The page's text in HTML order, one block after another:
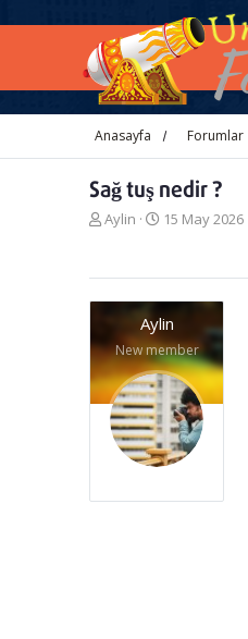
Anasayfa Forumlar
Sağ tuş nedir ?
K
u
y
u
a
ş
a
Aylin
B
l
a
n
g
ı
ç
t
a
r
i
h
15 May 2026
Aylin
New member